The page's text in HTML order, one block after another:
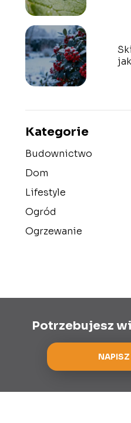
Kategorie
Budownictwo
Dom
Lifestyle
Ogród
Ogrzewanie
Potrzebujesz